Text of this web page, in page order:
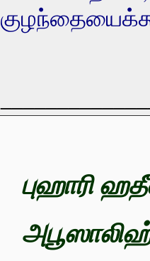
புஹாரி